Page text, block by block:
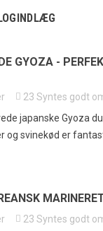
GYOZA -
23 Syntes godt
japanske Gyoza
og svinekød er
23 Syntes godt